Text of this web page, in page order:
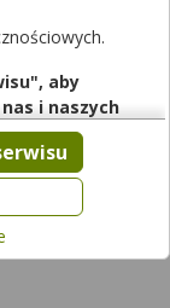
dla
dla
aby
i naszych
celach.
a wyrażoną
też wycofać
w niektórych
chcesz
możesz tego